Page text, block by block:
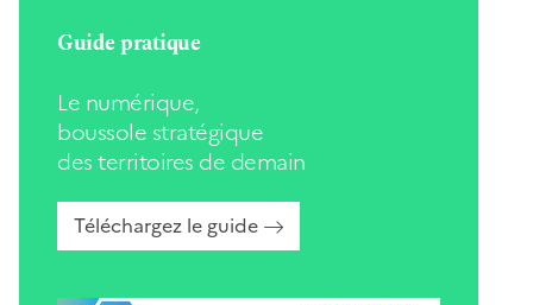
Guide pratique
Le numérique,
boussole stratégique
des territoires de demain
Téléchargez le guide